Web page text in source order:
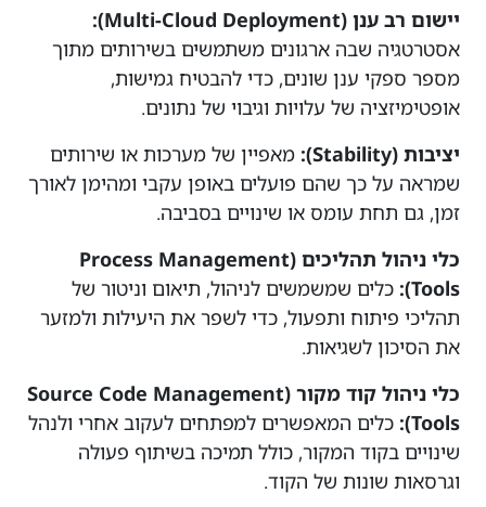
יישום רב ענן (Multi-Cloud Deployment):
אסטרטגיה שבה ארגונים משתמשים בשירותים מתוך
מספר ספקי ענן שונים, כדי להבטיח גמישות,
אופטימיזציה של עלויות וגיבוי של נתונים.
יציבות (Stability):
מאפיין של מערכות או שירותים
שמראה על כך שהם פועלים באופן עקבי ומהימן לאורך
זמן, גם תחת עומס או שינויים בסביבה.
כלי ניהול תהליכים (Process Management
Tools):
כלים שמשמשים לניהול, תיאום וניטור של
תהליכי פיתוח ותפעול, כדי לשפר את היעילות ולמזער
את הסיכון לשגיאות.
כלי ניהול קוד מקור (Source Code Management
Tools):
כלים המאפשרים למפתחים לעקוב אחרי ולנהל
שינויים בקוד המקור, כולל תמיכה בשיתוף פעולה
וגרסאות שונות של הקוד.